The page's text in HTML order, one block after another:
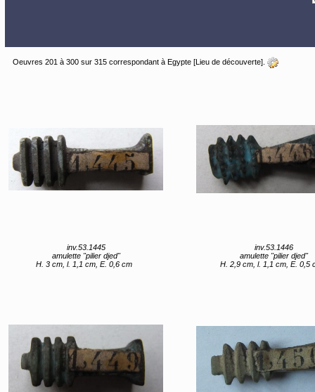
Oeuvres 201 à 300 sur 315 correspondant à Egypte [Lieu de découverte].
inv.53.1445
amulette "pilier djed"
H. 3 cm, l. 1,1 cm, E. 0,6 cm
inv.53.1446
amulette "pilier djed"
H. 2,9 cm, l. 1,1 cm, E. 0,5